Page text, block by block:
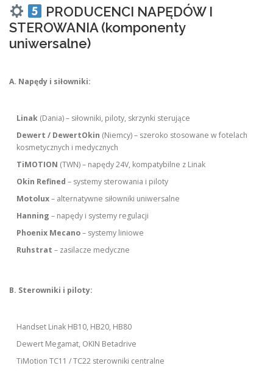
PRODUCENCI NAPĘDÓW I
STEROWANIA (komponenty
uniwersalne)
A. Napędy i siłowniki:
Linak (Dania) – siłowniki, piloty, skrzynki sterujące
Dewert / DewertOkin (Niemcy) – szeroko stosowane w fotelach
kosmetycznych i medycznych
TiMOTION (TWN) – napędy 24V, kompatybilne z Linak
Okin Refined – systemy sterowania i piloty
Motolux– alternatywne siłowniki uniwersalne
Hanning – napędy i systemy regulacji
Phoenix Mecano– systemy liniowe
Ruhstrat – zasilacze medyczne
B. Sterowniki i piloty:
Handset Linak HB10, HB20, HB80
Dewert Megamat, OKIN Betadrive
TiMotion TC11 / TC22 sterowniki centralne